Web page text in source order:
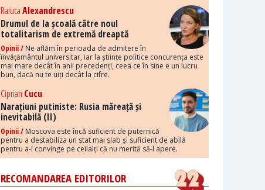
RalucaAlexandrescu
Drumul de la școală către noul
totalitarism de extremă dreaptă
Opinii / Ne aflăm în perioada de admitere în
învățământul universitar, iar la științe politice concurența este
mai mare decât în anii precedenți, ceea ce în sine e un lucru
bun, dacă nu te uiți decât la cifre.
Ciprian Cucu
Narațiuni putiniste: Rusia măreață și
inevitabilă (II)
Opinii / Moscova este încă suficient de puternică
pentru a destabiliza un stat mai slab și suficient de abilă
pentru a-i convinge pe ceilalți că nu merită să-l apere.
RECOMANDAREA EDITORILOR